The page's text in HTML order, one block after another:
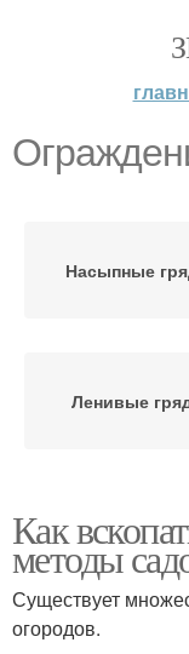
Насыпные
Ленивые
Как
методы
Существует
огородов.